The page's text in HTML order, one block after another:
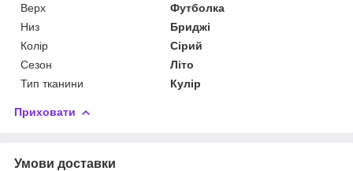
Верх
Футболка
Низ
Бриджі
Колір
Сірий
Сезон
Літо
Тип тканини
Кулір
Приховати
Умови доставки